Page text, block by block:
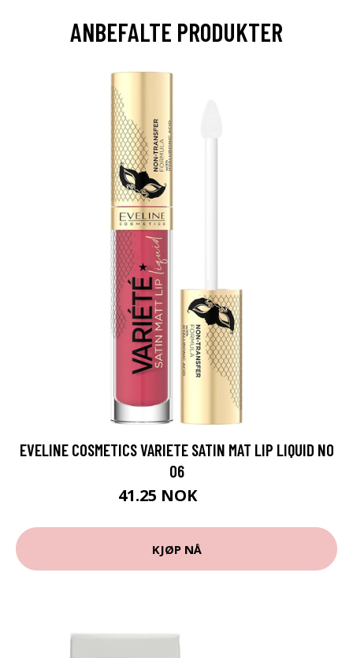
ANBEFALTE PRODUKTER
EVELINE COSMETICS VARIETE SATIN MAT LIP LIQUID NO
06
41.25 NOK
KJØP NÅ